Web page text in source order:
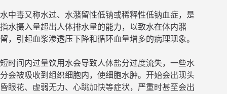
水中毒又称水过、水潴留性低钠或稀释性低钠血症，是
指水摄入量超出人体排水量的能力，以致水在体内潴
留，引起血浆渗透压下降和循环血量增多的病理现象。
短时间内过量饮用水会导致人体盐分过度流失，一些水
分会被吸收到组织细胞内，使细胞水肿。开始会出现头
昏眼花、虚弱无力、心跳加快等症状，严重时甚至会出